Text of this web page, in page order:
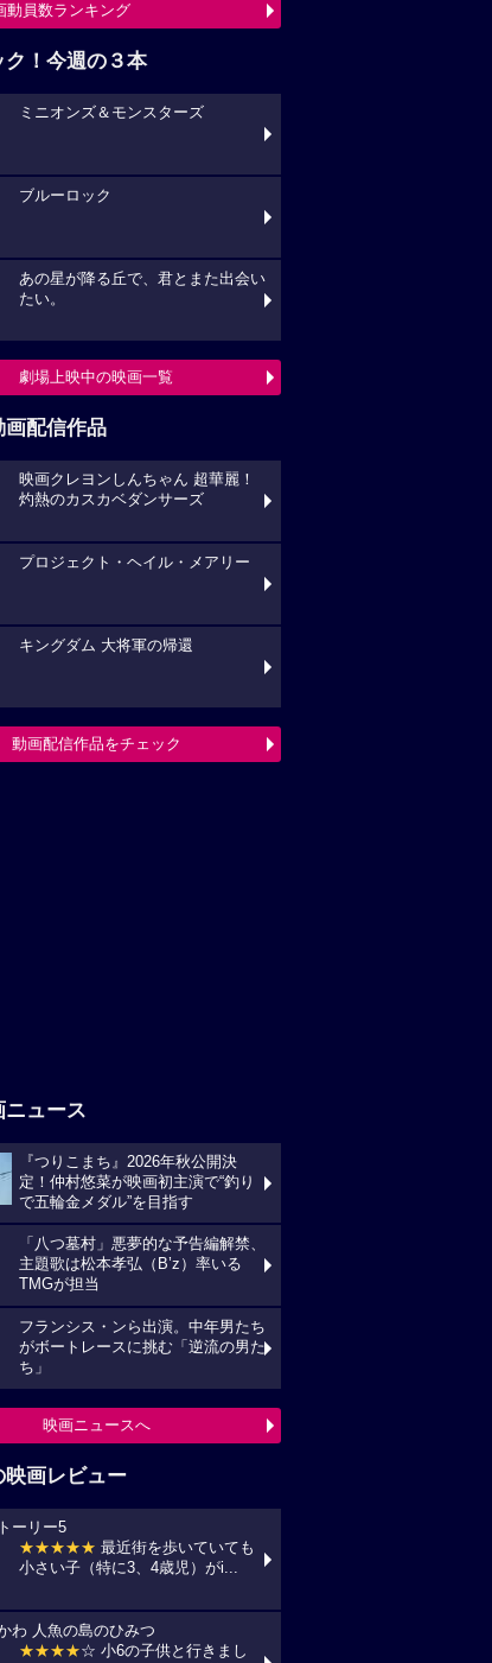
動員数ランキング
ク！今週の３本
ミニオンズ＆モンスターズ
ブルーロック
あの星が降る丘で、君とまた出会い
たい。
劇場上映中の映画一覧
画配信作品
映画クレヨンしんちゃん 超華麗！
灼熱のカスカベダンサーズ
プロジェクト・ヘイル・メアリー
キングダム 大将軍の帰還
動画配信作品をチェック
ニュース
『つりこまち』2026年秋公開決
定！仲村悠菜が映画初主演で“釣り
で五輪金メダル”を目指す
「八つ墓村」悪夢的な予告編解禁、
主題歌は松本孝弘（B’z）率いる
TMGが担当
フランシス・ンら出演。中年男たち
がボートレースに挑む「逆流の男た
ち」
映画ニュースへ
映画レビュー
ーリー5
★★★★★ 最近街を歩いていても
小さい子（特に3、4歳児）がi...
わ 人魚の島のひみつ
★★★★☆ 小6の子供と行きまし